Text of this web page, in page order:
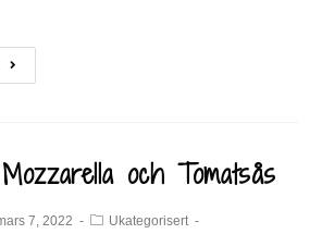
och Tomatsås
7, 2022
Ukategorisert